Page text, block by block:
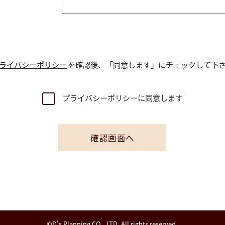
イバシーポリシーを確認後、 「同意します」にチェックして下
プライバシーポリシーに同意します